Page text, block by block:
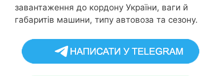
завантаження до кордону України, ваги й
габаритів машини, типу автовоза та сезону.